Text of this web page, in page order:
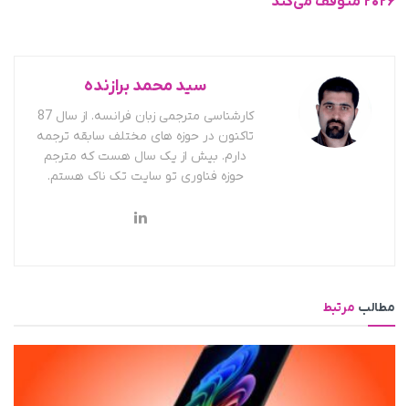
سید محمد برازنده
کارشناسی مترجمی زبان فرانسه. از سال 87
تاکنون در حوزه های مختلف سابقه ترجمه
دارم. بیش از یک سال هست که مترجم
حوزه فناوری تو سایت تک ناک هستم.
مطالب مرتبط